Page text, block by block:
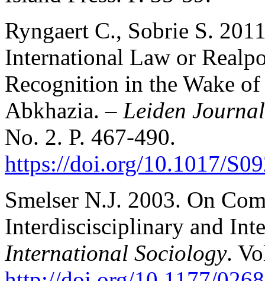
Ryngaert C., Sobrie S.
International Law or
Recognition in the Wake
Abkhazia. – Leiden
No. 2. P. 467-490.
https://doi.org/10.1017/
Smelser N.J. 2003. On
Interdiscisciplinary and
International Sociology.